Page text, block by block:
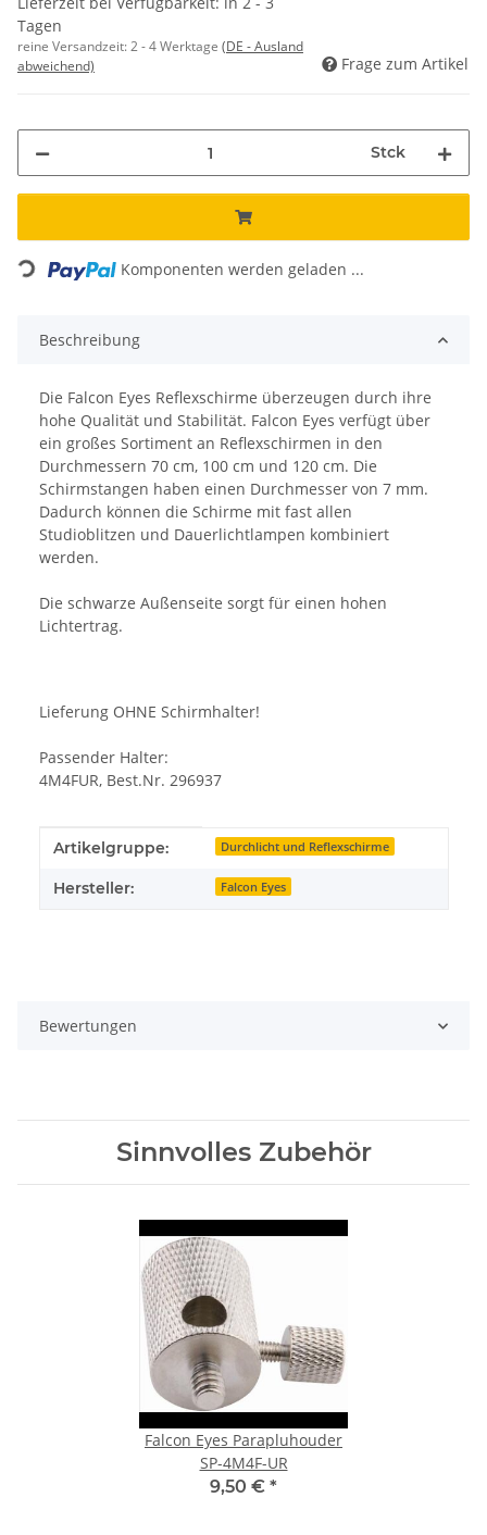
Tagen
reine Versandzeit:2 - 4 Werktage (DE - Ausland
abweichend)
Frage zum Artikel
Stck
Loading... Komponenten werden geladen ...
Beschreibung
Die Falcon Eyes Reflexschirme überzeugen durch ihre
hohe Qualität und Stabilität. Falcon Eyes verfügt über
ein großes Sortiment an Reflexschirmen in den
Durchmessern 70 cm, 100 cm und 120 cm. Die
Schirmstangen haben einen Durchmesser von 7 mm.
Dadurch können die Schirme mit fast allen
Studioblitzen und Dauerlichtlampen kombiniert
werden.
Die schwarze Außenseite sorgt für einen hohen
Lichtertrag.
Lieferung OHNE Schirmhalter!
Passender Halter:
4M4FUR, Best.Nr. 296937
Produkteigenschaft
Wert
Artikelgruppe: Durchlicht und Reflexschirme
Hersteller: Falcon Eyes
Bewertungen
Sinnvolles Zubehör
Falcon Eyes Parapluhouder
SP-4M4F-UR
9,50 € *